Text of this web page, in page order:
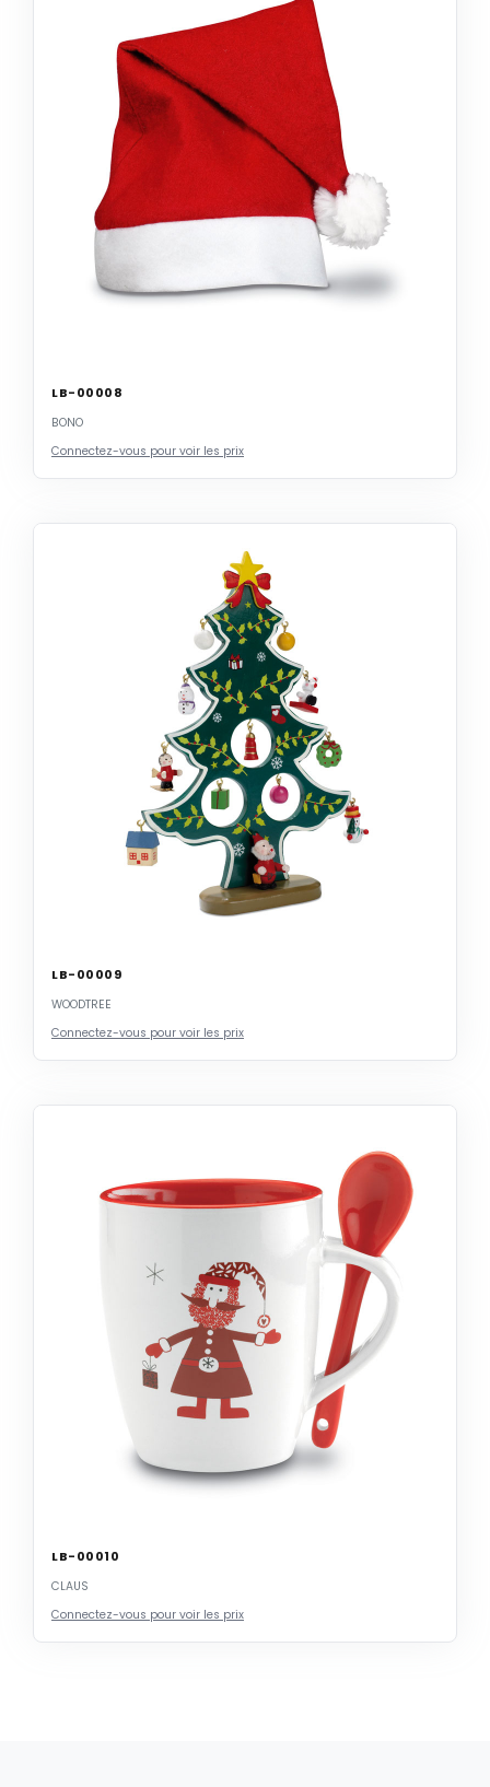
LB-00008
BONO
Connectez-vous pour voir les prix
LB-00009
WOODTREE
Connectez-vous pour voir les prix
LB-00010
CLAUS
Connectez-vous pour voir les prix